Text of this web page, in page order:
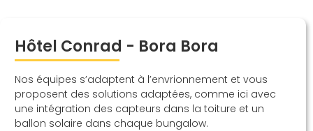
Hôtel Conrad - Bora Bora
Nos équipes s’adaptent à l’envrionnement et vous
proposent des solutions adaptées, comme ici avec
une intégration des capteurs dans la toiture et un
ballon solaire dans chaque bungalow.